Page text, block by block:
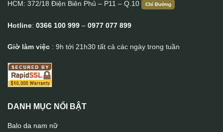
HCM: 372/18 Điện Biên Phủ – P11 – Q.10 Chỉ Đường
Hotline: 0366 100 999 – 0977 077 899
Giờ làm việc : 9h tới 21h30 tất cả các ngày trong tuần
DANH MỤC NỔI BẬT
Balo da nam nữ